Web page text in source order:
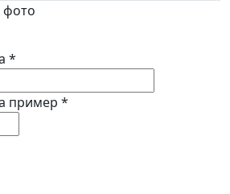
*
пример *